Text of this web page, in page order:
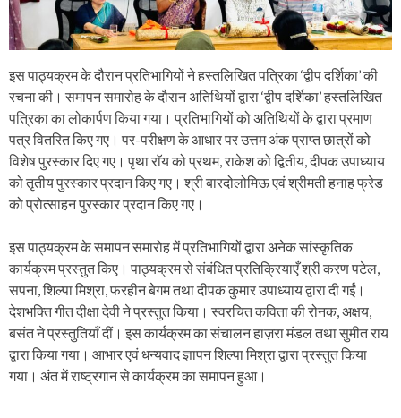
इस पाठ्यक्रम के दौरान प्रतिभागियों ने हस्तलिखित पत्रिका ‘द्वीप दर्शिका’ की
रचना की। समापन समारोह के दौरान अतिथियों द्वारा ‘द्वीप दर्शिका’ हस्तलिखित
पत्रिका का लोकार्पण किया गया। प्रतिभागियों को अतिथियों के द्वारा प्रमाण
पत्र वितरित किए गए। पर-परीक्षण के आधार पर उत्तम अंक प्राप्त छात्रों को
विशेष पुरस्कार दिए गए। पृथा राॅय को प्रथम, राकेश को द्वितीय, दीपक उपाध्याय
को तृतीय पुरस्कार प्रदान किए गए। श्री बारदोलोमिऊ एवं श्रीमती हनाह फ्रेड
को प्रोत्साहन पुरस्कार प्रदान किए गए।
इस पाठ्यक्रम के समापन समारोह में प्रतिभागियों द्वारा अनेक सांस्कृतिक
कार्यक्रम प्रस्तुत किए। पाठ्यक्रम से संबंधित प्रतिक्रियाएँ श्री करण पटेल,
सपना, शिल्पा मिश्रा, फरहीन बेगम तथा दीपक कुमार उपाध्याय द्वारा दी गईं।
देशभक्ति गीत दीक्षा देवी ने प्रस्तुत किया। स्वरचित कविता की रोनक, अक्षय,
बसंत ने प्रस्तुतियाँ दीं। इस कार्यक्रम का संचालन हाज़रा मंडल तथा सुमीत राय
द्वारा किया गया। आभार एवं धन्यवाद ज्ञापन शिल्पा मिश्रा द्वारा प्रस्तुत किया
गया। अंत में राष्ट्रगान से कार्यक्रम का समापन हुआ।